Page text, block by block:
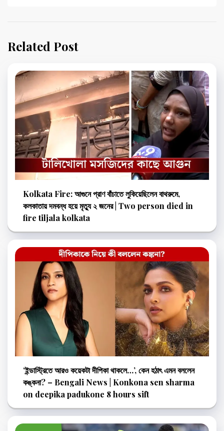
Related Post
Kolkata Fire: আগুনে প্রাণ বাঁচাতে লুকিয়েছিলেন বাথরুমে,
কলকাতায় দমবন্ধ হয়ে মৃত্যু ২ জনের | Two person died in
fire tiljala kolkata
‘ইন্ডাস্ট্রিতে আরও কয়েকটা দীপিকা থাকলে…’, কেন হঠাৎ এমন বললেন
কঙ্কনা? – Bengali News | Konkona sen sharma
on deepika padukone 8 hours sift